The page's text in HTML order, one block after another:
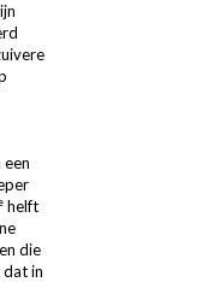
helft
die
dat in